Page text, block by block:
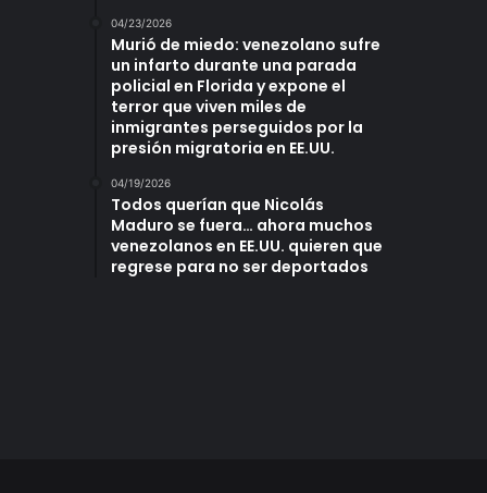
04/23/2026
Murió de miedo: venezolano sufre
un infarto durante una parada
policial en Florida y expone el
terror que viven miles de
inmigrantes perseguidos por la
presión migratoria en EE.UU.
04/19/2026
Todos querían que Nicolás
Maduro se fuera… ahora muchos
venezolanos en EE.UU. quieren que
regrese para no ser deportados